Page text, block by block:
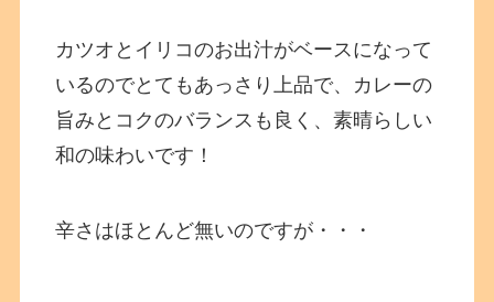
カツオとイリコのお出汁がベースになって
いるのでとてもあっさり上品で、カレーの
旨みとコクのバランスも良く、素晴らしい
和の味わいです！
辛さはほとんど無いのですが・・・